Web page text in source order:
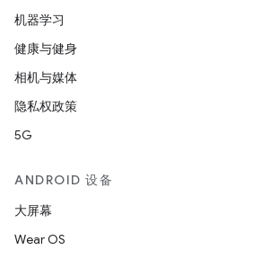
机器学习
健康与健身
相机与媒体
隐私权政策
5G
ANDROID 设备
大屏幕
Wear OS